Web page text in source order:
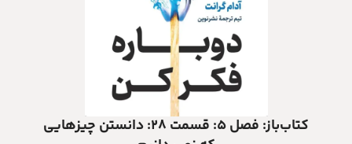
کتاب‌باز: فصل‌ ۵: قسمت ۲۸: دانستن چیزهایی